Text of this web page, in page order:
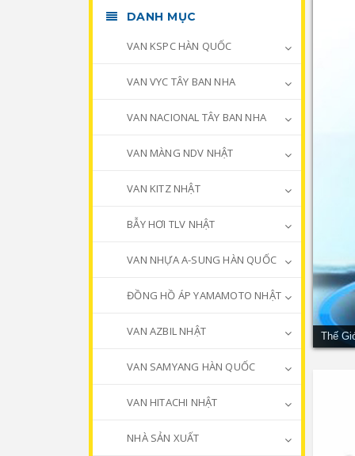
Thế
DANH MỤC
VAN KSPC HÀN QUỐC
VAN VYC TÂY BAN NHA
VAN NACIONAL TÂY BAN NHA
VAN MÀNG NDV NHẬT
VAN KITZ NHẬT
BẪY HƠI TLV NHẬT
VAN NHỰA A-SUNG HÀN QUỐC
ĐỒNG HỒ ÁP YAMAMOTO NHẬT
VAN AZBIL NHẬT
VAN SAMYANG HÀN QUỐC
VAN HITACHI NHẬT
NHÀ SẢN XUẤT